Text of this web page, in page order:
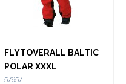
FLYTOVERALL BALTIC
POLAR XXXL
57957